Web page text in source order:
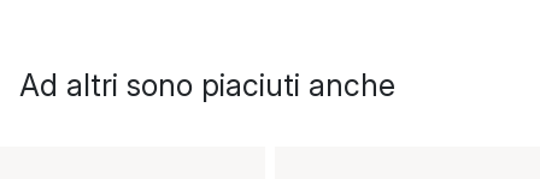
Ad altri sono piaciuti anche